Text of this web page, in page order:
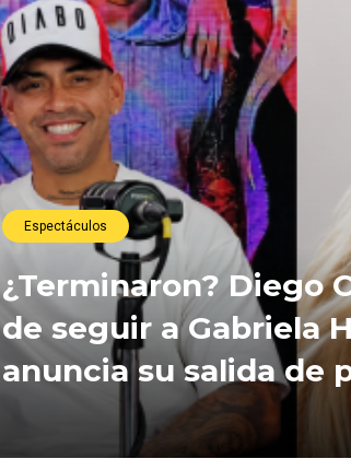
Espectáculos
¿Terminaron? Diego
de seguir a Gabriela
anuncia su salida de